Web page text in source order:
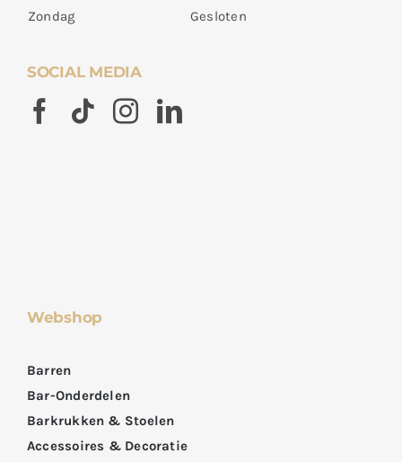
Zondag
Gesloten
SOCIAL MEDIA
Webshop
Barren
Bar-Onderdelen
Barkrukken & Stoelen
Accessoires & Decoratie